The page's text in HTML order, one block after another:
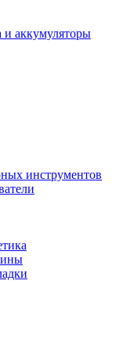
и аккумуляторы
инструментов